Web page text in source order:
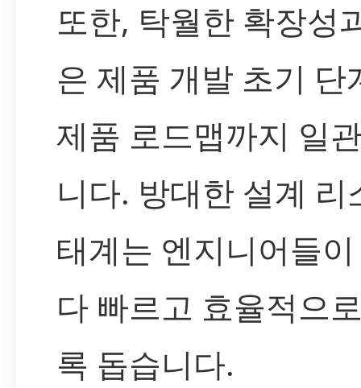
또한, 탁월한 확장성
은 제품 개발 초기
제품 로드맵까지 일
니다. 방대한 설계
태계는 엔지니어들
다 빠르고 효율적으
록 돕습니다.